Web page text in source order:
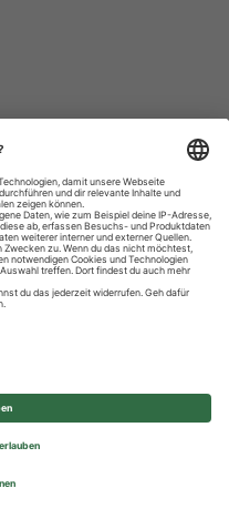
rights reserved